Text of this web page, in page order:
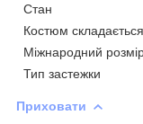
Стан
Костюм
Міжнародний
Тип застежки
Приховати